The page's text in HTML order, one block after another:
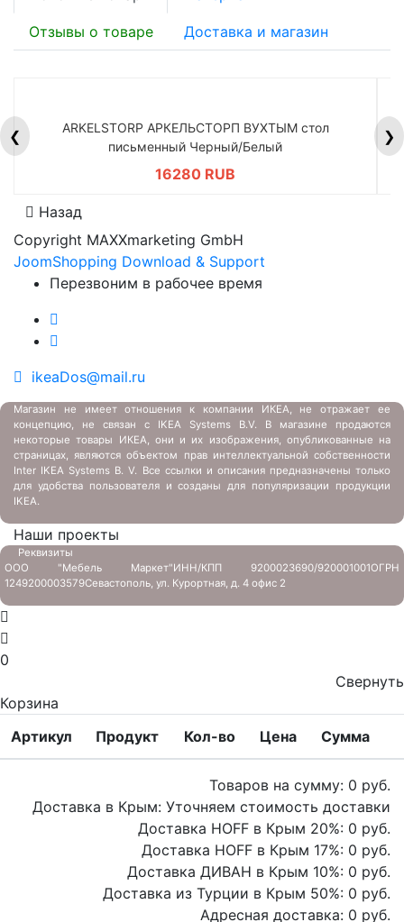
Отзывы о товаре Доставка и магазин
❮
ARKELSTORP АРКЕЛЬСТОРП ВУХТЫМ стол
письменный Черный/Белый
16280 RUB
❯
Назад
Copyright MAXXmarketing GmbH
JoomShopping Download & Support
Перезвоним в рабочее время
ikeaDos@mail.ru
Магазин не имеет отношения к компании ИКЕА, не отражает ее
концепцию, не связан с IKEA Systems B.V. В магазине продаются
некоторые товары ИКЕА, они и их изображения, опубликованные на
страницах, являются объектом прав интеллектуальной собственности
Inter IKEA Systems B. V. Все ссылки и описания предназначены только
для удобства пользователя и созданы для популяризации продукции
IKEA.
Наши проекты
Реквизиты
ООО "Мебель Маркет"ИНН/КПП 9200023690/920001001ОГРН
1249200003579Севастополь, ул. Курортная, д. 4 офис 2
0
Свернуть
Корзина
Артикул
Продукт Кол-во Цена Сумма
Товаров на сумму: 0 руб.
Доставка в Крым: Уточняем стоимость доставки
Доставка HOFF в Крым 20%: 0 руб.
Доставка HOFF в Крым 17%: 0 руб.
Доставка ДИВАН в Крым 10%: 0 руб.
Доставка из Турции в Крым 50%: 0 руб.
Адресная доставка: 0 руб.